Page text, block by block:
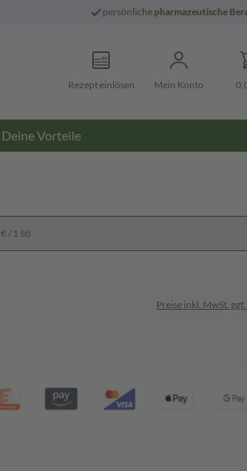
persönliche pharmazeutische
Rezept einlösen Mein Konto
Deine Vorteile
/ 1 St)
Preise inkl. MwSt.